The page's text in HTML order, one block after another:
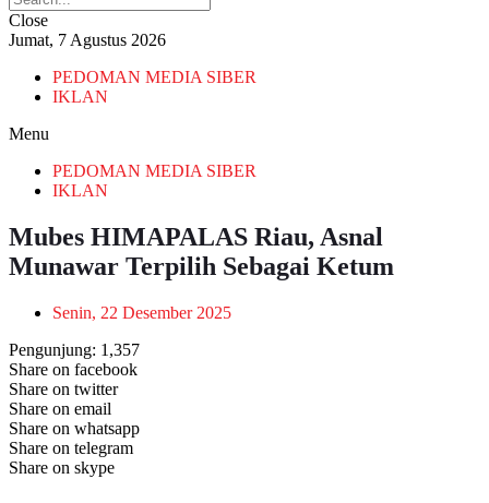
Close
Jumat, 7 Agustus 2026
PEDOMAN MEDIA SIBER
IKLAN
Menu
PEDOMAN MEDIA SIBER
IKLAN
Mubes HIMAPALAS Riau, Asnal
Munawar Terpilih Sebagai Ketum
Senin, 22 Desember 2025
Pengunjung: 1,357
Share on facebook
Share on twitter
Share on email
Share on whatsapp
Share on telegram
Share on skype